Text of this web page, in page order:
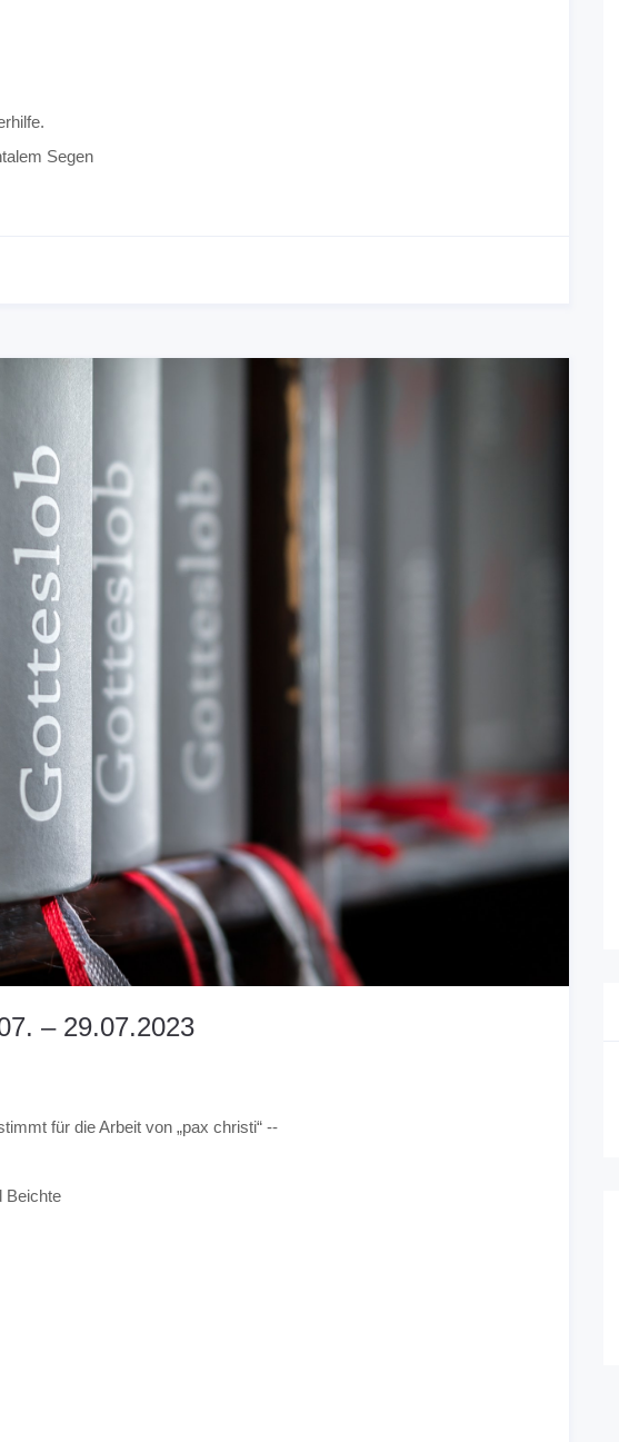
Segen
– 29.07.2023
für die Arbeit von „pax christi“ --
Beichte